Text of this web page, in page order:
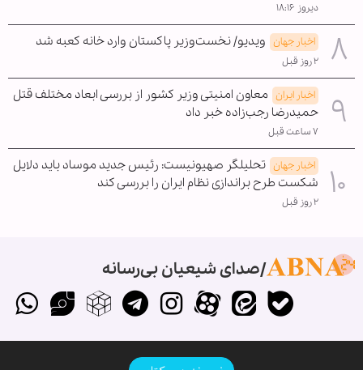
دیروز ۱۸:۱۶
اخبار جهان ویدیو/ نخست‌وزیر پاکستان وارد خانه کعبه شد
۲ روز قبل
اخبار ایران معاون امنیتی وزیر کشور از بررسی ابعاد مختلف قتل
حمیدرضا رجب‌زاده خبر داد
۷ ساعت قبل
اخبار جهان تحلیلگر صهیونیست: رئیس جدید موساد باید دلایل
شکست طرح براندازی نظام ایران را بررسی کند
۲ روز قبل
صدای شیعیان بی‌رسانه